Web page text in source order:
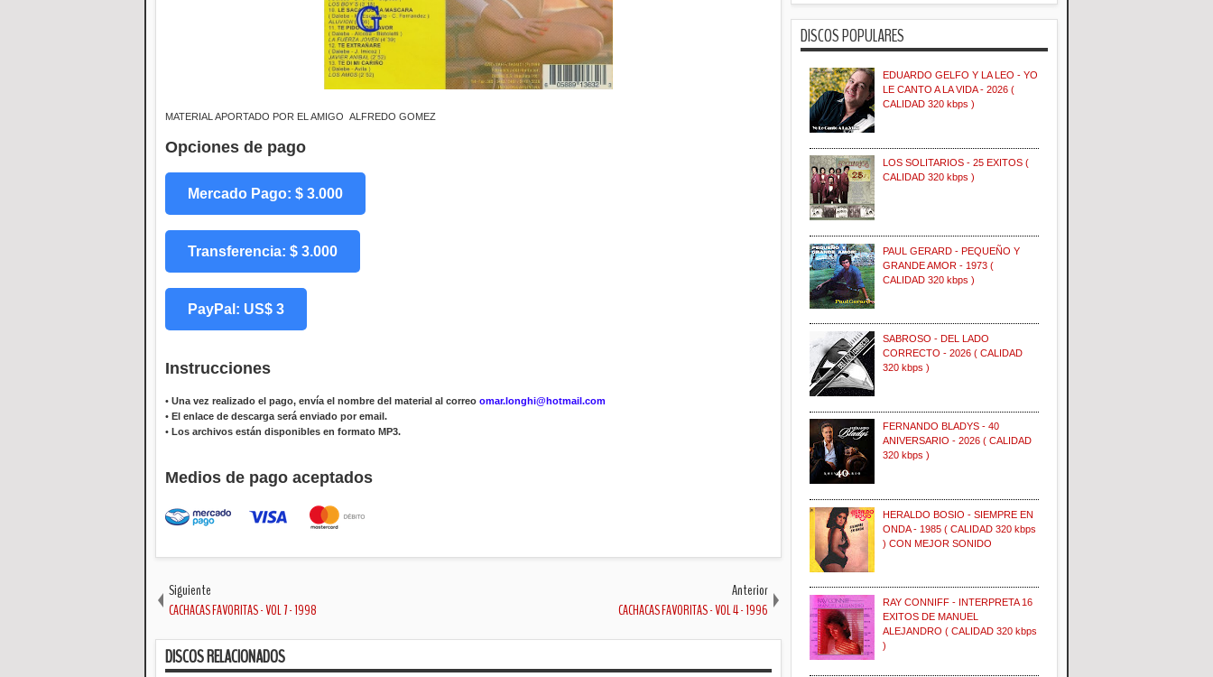
MATERIAL APORTADO POR EL AMIGO ALFREDO GOMEZ
Opciones de pago
Mercado Pago: $ 3.000
Transferencia: $ 3.000
PayPal: US$ 3
Instrucciones
• Una vez realizado el pago, envía el nombre del material al correo omar.longhi@hotmail.com
• El enlace de descarga será enviado por email.
• Los archivos están disponibles en formato MP3.
Medios de pago aceptados
Siguiente
CACHACAS FAVORITAS - VOL 7 - 1998
Anterior
CACHACAS FAVORITAS - VOL 4 - 1996
DISCOS RELACIONADOS
DISCOS POPULARES
EDUARDO GELFO Y LA LEO - YO
LE CANTO A LA VIDA - 2026 (
CALIDAD 320 kbps )
LOS SOLITARIOS - 25 EXITOS (
CALIDAD 320 kbps )
PAUL GERARD - PEQUEÑO Y
GRANDE AMOR - 1973 (
CALIDAD 320 kbps )
SABROSO - DEL LADO
CORRECTO - 2026 ( CALIDAD
320 kbps )
FERNANDO BLADYS - 40
ANIVERSARIO - 2026 ( CALIDAD
320 kbps )
HERALDO BOSIO - SIEMPRE EN
ONDA - 1985 ( CALIDAD 320 kbps
) CON MEJOR SONIDO
RAY CONNIFF - INTERPRETA 16
EXITOS DE MANUEL
ALEJANDRO ( CALIDAD 320 kbps
)